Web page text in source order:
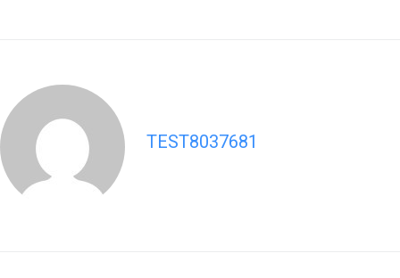
TEST8037681